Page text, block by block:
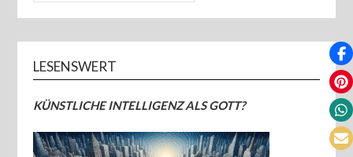
LESENSWERT
KÜNSTLICHE INTELLIGENZ ALS GOTT?